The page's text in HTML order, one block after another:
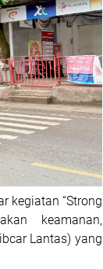
kegiatan “Strong
keamanan,
Lantas) yang